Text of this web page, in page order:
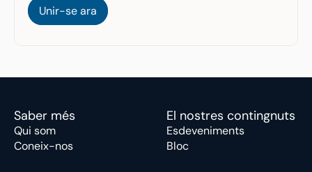
Unir-se ara
Unir-se ara
Saber més
Qui som
Coneix-nos
El nostres contingnuts
Esdeveniments
Bloc